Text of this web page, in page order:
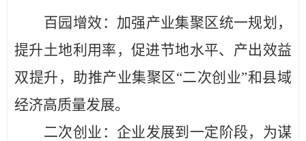
百园增效： 加强产业集聚区统一规划，
提升土地利用率，促进节地水平、产出效益
双提升，助推产业集聚区“二次创业”和县域
经济高质量发展。
二次创业： 企业发展到一定阶段，为谋